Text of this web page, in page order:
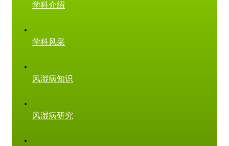
学科介绍
学科风采
风湿病知识
风湿病研究